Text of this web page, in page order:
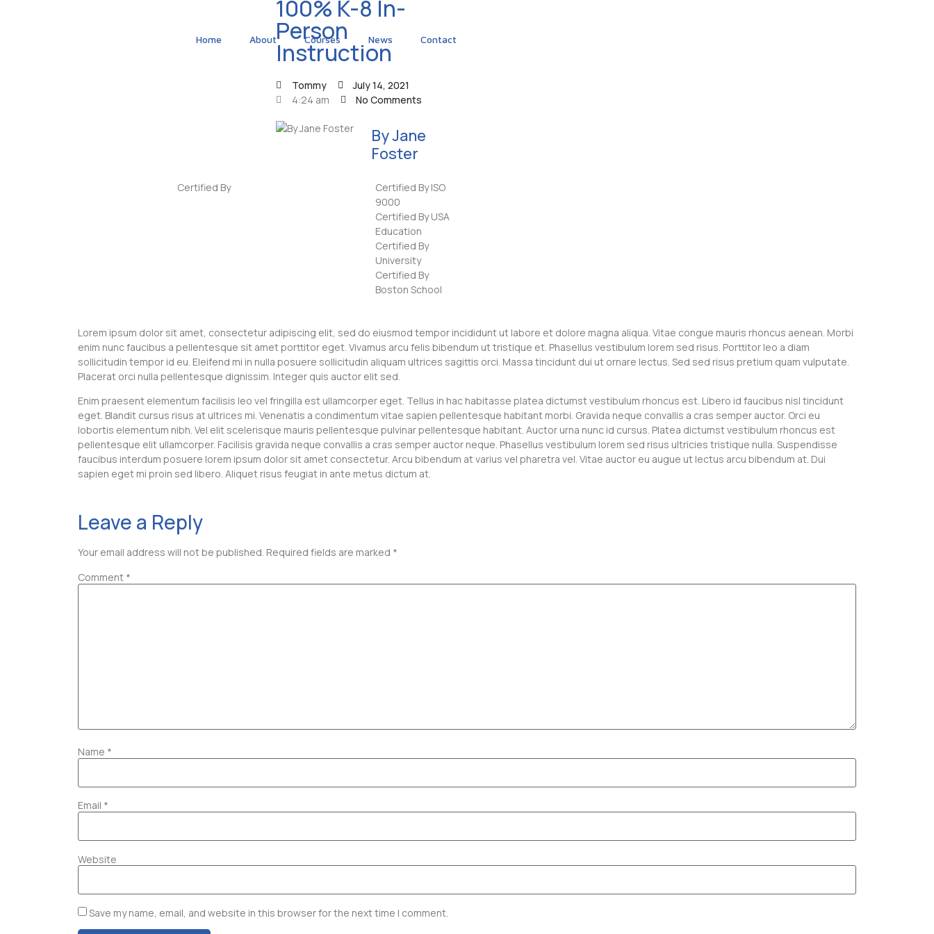
Home About Courses News Contact
100% K-8 In-
Person
Instruction
Tommy
July 14, 2021
4:24 am
No Comments
By Jane
Foster
Certified By
Certified By ISO
9000
Certified By USA
Education
Certified By
University
Certified By
Boston School
Lorem ipsum dolor sit amet, consectetur adipiscing elit, sed do eiusmod tempor incididunt ut labore et dolore magna aliqua. Vitae congue mauris rhoncus aenean. Morbi
enim nunc faucibus a pellentesque sit amet porttitor eget. Vivamus arcu felis bibendum ut tristique et. Phasellus vestibulum lorem sed risus. Porttitor leo a diam
sollicitudin tempor id eu. Eleifend mi in nulla posuere sollicitudin aliquam ultrices sagittis orci. Massa tincidunt dui ut ornare lectus. Sed sed risus pretium quam vulputate.
Placerat orci nulla pellentesque dignissim. Integer quis auctor elit sed.
Enim praesent elementum facilisis leo vel fringilla est ullamcorper eget. Tellus in hac habitasse platea dictumst vestibulum rhoncus est. Libero id faucibus nisl tincidunt
eget. Blandit cursus risus at ultrices mi. Venenatis a condimentum vitae sapien pellentesque habitant morbi. Gravida neque convallis a cras semper auctor. Orci eu
lobortis elementum nibh. Vel elit scelerisque mauris pellentesque pulvinar pellentesque habitant. Auctor urna nunc id cursus. Platea dictumst vestibulum rhoncus est
pellentesque elit ullamcorper. Facilisis gravida neque convallis a cras semper auctor neque. Phasellus vestibulum lorem sed risus ultricies tristique nulla. Suspendisse
faucibus interdum posuere lorem ipsum dolor sit amet consectetur. Arcu bibendum at varius vel pharetra vel. Vitae auctor eu augue ut lectus arcu bibendum at. Dui
sapien eget mi proin sed libero. Aliquet risus feugiat in ante metus dictum at.
Leave a Reply
Your email address will not be published. Required fields are marked *
Comment *
Name *
Email *
Website
Save my name, email, and website in this browser for the next time I comment.